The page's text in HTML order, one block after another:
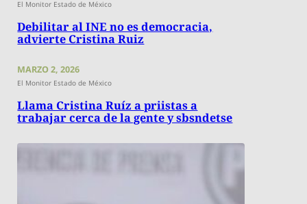
El Monitor Estado de México
Debilitar al INE no es democracia,
advierte Cristina Ruiz
MARZO 2, 2026
El Monitor Estado de México
Llama Cristina Ruíz a priistas a
trabajar cerca de la gente y sbsndetse